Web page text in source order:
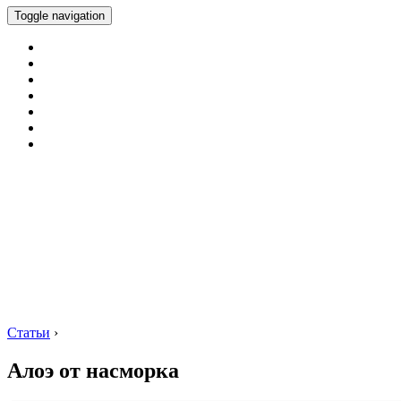
Toggle navigation
Статьи ›
Алоэ от насморка